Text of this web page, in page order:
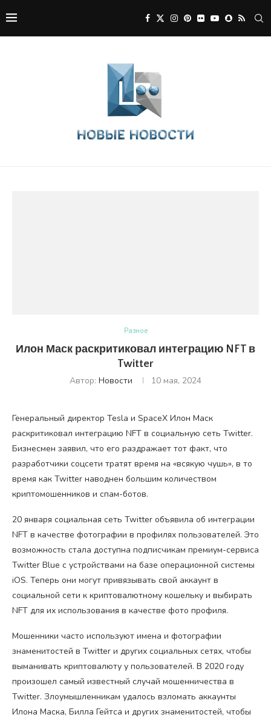
Разное
Илон Маск раскритиковал интеграцию NFT в
Twitter
Автор: Новости 10 мая, 2024
Генеральный директор Tesla и SpaceX Илон Маск
раскритиковал интеграцию NFT в социальную сеть Twitter.
Бизнесмен заявил, что его раздражает тот факт, что
разработчики соцсети тратят время на «всякую чушь», в то
время как Twitter наводнен большим количеством
криптомошенников и спам-ботов.
20 января социальная сеть Twitter объявила об интеграции
NFT в качестве фотографии в профилях пользователей. Это
возможность стала доступна подписчикам премиум-сервиса
Twitter Blue с устройствами на базе операционной системы
iOS. Теперь они могут привязывать свой аккаунт в
социальной сети к криптовалютному кошельку и выбирать
NFT для их использования в качестве фото профиля.
Мошенники часто используют имена и фотографии
знаменитостей в Twitter и других социальных сетях, чтобы
выманивать криптовалюту у пользователей. В 2020 году
произошел самый известный случай мошенничества в
Twitter. Злоумышленникам удалось взломать аккаунты
Илона Маска, Билла Гейтса и других знаменитостей, чтобы